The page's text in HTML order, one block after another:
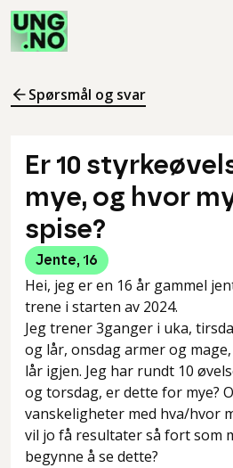
Spørsmål og svar
Er 10
mye, og hvor
spise?
Jente, 16
Hei, jeg er en 16 år gammel
trene i starten av 2024.
Jeg trener 3ganger i uka,
og lår, onsdag armer og
lår igjen. Jeg har rundt 10
og torsdag, er dette for mye?
vanskeligheter med hva/hvor
vil jo få resultater så fort som
begynne å se dette?